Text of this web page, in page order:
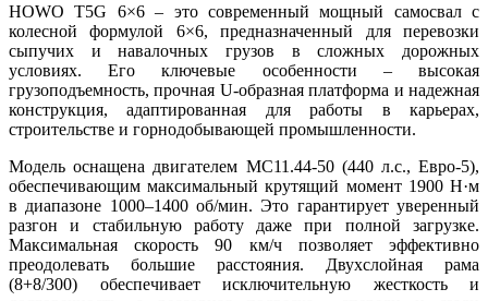
HOWO T5G 6×6 – это современный мощный самосвал с
колесной формулой 6×6, предназначенный для перевозки
сыпучих и навалочных грузов в сложных дорожных
условиях. Его ключевые особенности – высокая
грузоподъемность, прочная U-образная платформа и надежная
конструкция, адаптированная для работы в карьерах,
строительстве и горнодобывающей промышленности.
Модель оснащена двигателем MC11.44-50 (440 л.с., Евро-5),
обеспечивающим максимальный крутящий момент 1900 Н·м
в диапазоне 1000–1400 об/мин. Это гарантирует уверенный
разгон и стабильную работу даже при полной загрузке.
Максимальная скорость 90 км/ч позволяет эффективно
преодолевать большие расстояния. Двухслойная рама
(8+8/300) обеспечивает исключительную жесткость и